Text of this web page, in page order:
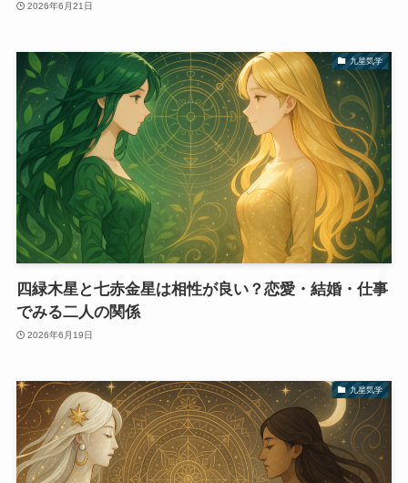
2026年6月21日
九星気学
四緑木星と七赤金星は相性が良い？恋愛・結婚・仕事
でみる二人の関係
2026年6月19日
九星気学